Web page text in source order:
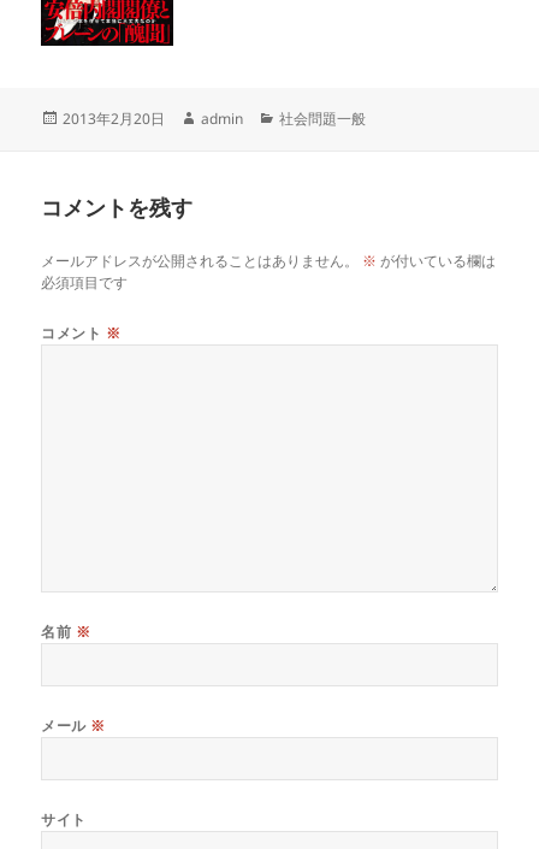
投
2013年2月20日
作
admin
カ
社会問題一般
コメントを残す
メールアドレスが公開されることはありません。 ※ が付いている欄は
必須項目です
コメント ※
名前 ※
メール ※
サイト